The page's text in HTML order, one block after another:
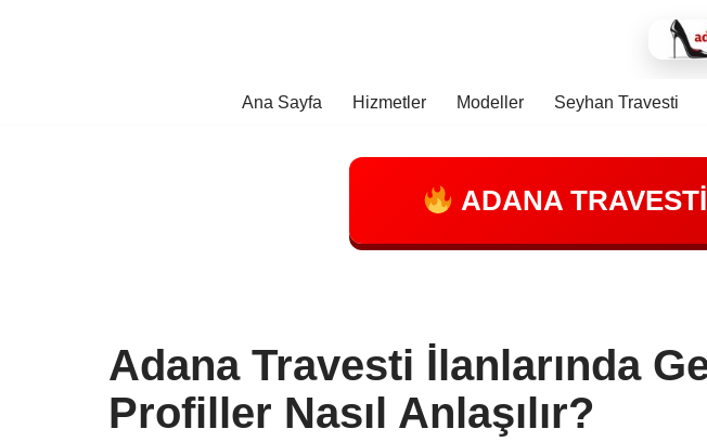
Ana Sayfa Hizmetler Modeller Seyhan Travesti
ADANA
Adana Travesti İlanlarında
Profiller Nasıl Anlaşılır?